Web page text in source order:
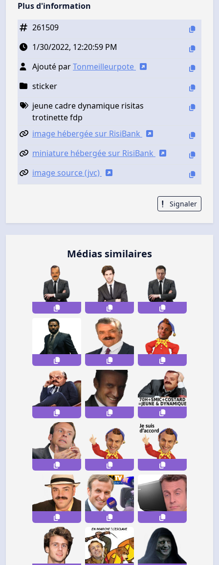
Plus d'information
261509
1/30/2022, 12:20:59 PM
Ajouté parTonmeilleurpote
sticker
jeune cadre dynamique risitas
trotinette fdp
image hébergée sur RisiBank
miniature hébergée sur RisiBank
image source (jvc)
Signaler
Médias similaires